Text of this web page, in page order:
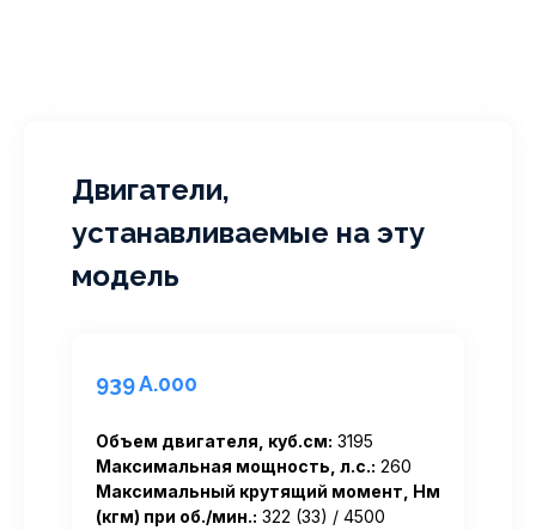
Двигатели,
устанавливаемые на эту
модель
939 A.000
Объем двигателя, куб.см: 3195
Максимальная мощность, л.с.: 260
Максимальный крутящий момент, Нм
(кгм) при об./мин.: 322 (33) / 4500